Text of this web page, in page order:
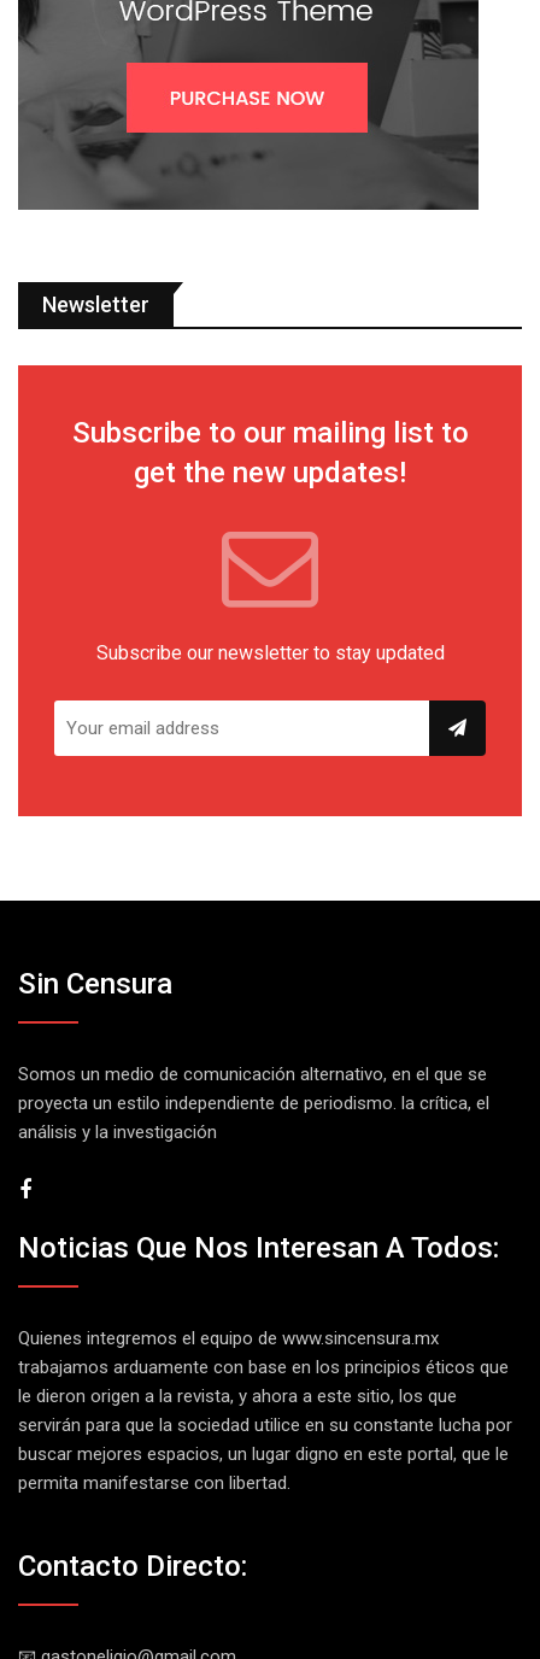
Newsletter
Subscribe to our mailing list to
get the new updates!
Subscribe our newsletter to stay updated
Sin Censura
Somos un medio de comunicación alternativo, en el que se
proyecta un estilo independiente de periodismo. la crítica, el
análisis y la investigación
Noticias Que Nos Interesan A Todos:
Quienes integremos el equipo de www.sincensura.mx
trabajamos arduamente con base en los principios éticos que
le dieron origen a la revista, y ahora a este sitio, los que
servirán para que la sociedad utilice en su constante lucha por
buscar mejores espacios, un lugar digno en este portal, que le
permita manifestarse con libertad.
Contacto Directo: